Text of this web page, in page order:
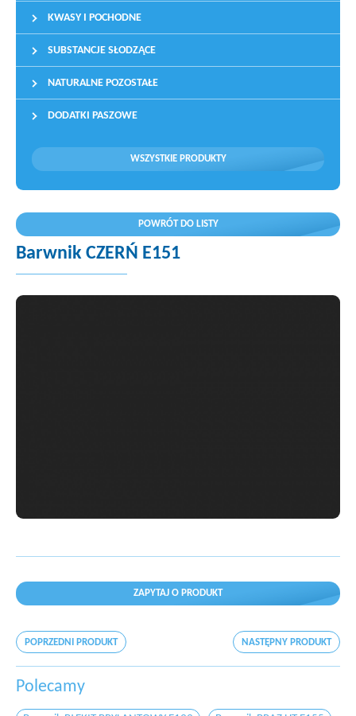
KWASY I POCHODNE
SUBSTANCJE SŁODZĄCE
NATURALNE POZOSTAŁE
DODATKI PASZOWE
WSZYSTKIE PRODUKTY
POWRÓT DO LISTY
Barwnik CZERŃ E151
ZAPYTAJ O PRODUKT
POPRZEDNI PRODUKT NASTĘPNY PRODUKT
Polecamy